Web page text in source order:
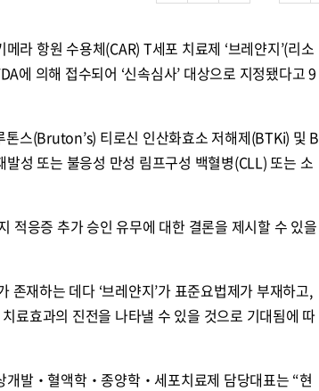
라 항원 수용체(CAR) T세포 치료제 ‘브레얀지’(리소
에 의해 접수되어 ‘신속심사’ 대상으로 지정됐다고 9
톤스(Bruton’s) 티로신 인산화효소 저해제(BTKi) 및 B
성 또는 불응성 만성 림프구성 백혈병(CLL) 또는 소
적응증 추가 승인 유무에 대한 결론을 제시할 수 있을
존재하는 데다 ‘브레얀지’가 표준요법제가 부재하고,
료효과의 진전을 나타낼 수 있을 것으로 기대됨에 따
개발‧혈액학‧종양학‧세포치료제 담당대표는 “현